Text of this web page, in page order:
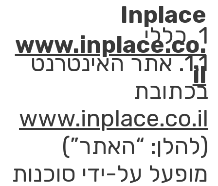
1. כללי
1.1. אתר האינטרנט
בכתובת
www.inplace.co.il
(להלן: “האתר”)
מופעל על-ידי סוכנות
Inplace
www.inplace.co.
il